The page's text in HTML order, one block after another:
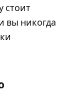
стоит
вы никогда